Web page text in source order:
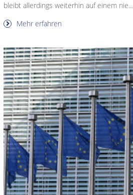
bleibt allerdings weiterhin auf einem nie...
Mehr erfahren